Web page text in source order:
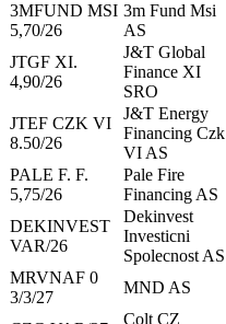
3MFUND MSI
5,70/26
3m Fund Msi
AS
JTGF XI.
4,90/26
J&T Global
Finance XI
SRO
JTEF CZK VI
8.50/26
J&T Energy
Financing Czk
VI AS
PALE F. F.
5,75/26
Pale Fire
Financing AS
DEKINVEST
VAR/26
Dekinvest
Investicni
Spolecnost AS
MRVNAF 0
3/3/27
MND AS
Colt CZ